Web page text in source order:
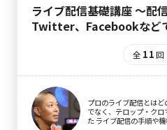
ライブ配信基礎講座 〜配
Twitter、Facebookなど
全 11回
プロのライブ配信とは
でなく、テロップ・ク
た ライブ配信の手順や機